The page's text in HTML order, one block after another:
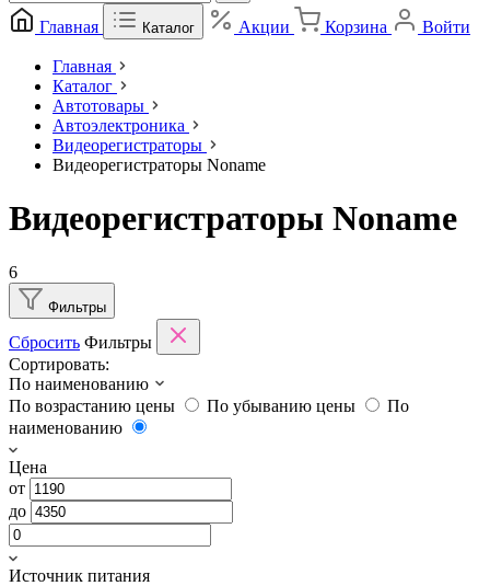
Главная Каталог Акции Корзина Войти
Главная
Каталог
Автотовары
Автоэлектроника
Видеорегистраторы
Видеорегистраторы Noname
Видеорегистраторы Noname
6
Фильтры
Сбросить Фильтры
Сортировать:
По наименованию
По возрастанию цены
По убыванию цены
По
наименованию
Цена
от
до
Источник питания